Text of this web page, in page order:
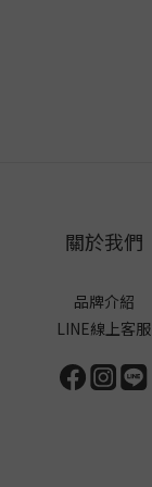
關於我們
品牌介紹
LINE線上客服